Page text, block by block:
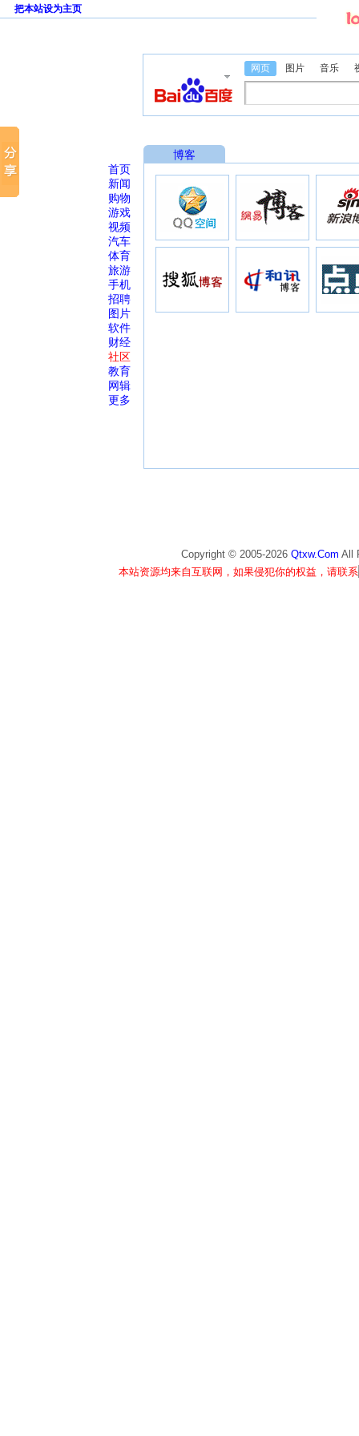
把本站设为主页
网页 图片 音乐
博客
首页
新闻
购物
游戏
视频
汽车
体育
旅游
手机
招聘
图片
软件
财经
社区
教育
网辑
更多
Copyright © 2005-2026 Qtxw.Com All
本站资源均来自互联网，如果侵犯你的权益，请联系